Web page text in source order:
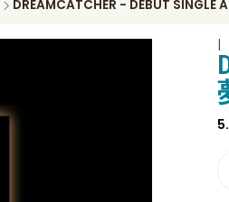
DREAMCATCHER - DEBUT SINGLE
|